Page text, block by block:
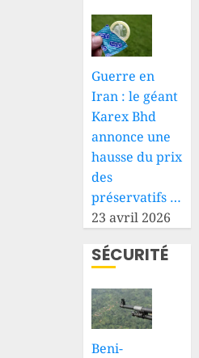
Guerre en
Iran : le géant
Karex Bhd
annonce une
hausse du prix
des
préservatifs …
23 avril 2026
SÉCURITÉ
Beni-